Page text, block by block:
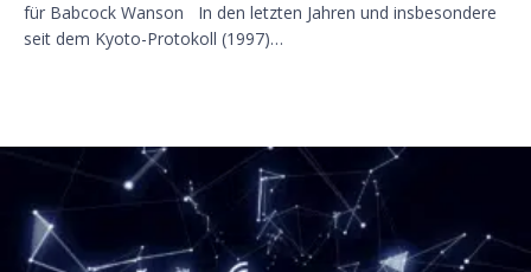
für Babcock Wanson In den letzten Jahren und insbesondere
seit dem Kyoto-Protokoll (1997)…